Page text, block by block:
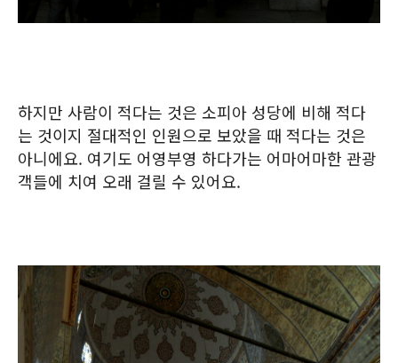
하지만 사람이 적다는 것은 소피아 성당에 비해 적다
는 것이지 절대적인 인원으로 보았을 때 적다는 것은
아니에요. 여기도 어영부영 하다가는 어마어마한 관광
객들에 치여 오래 걸릴 수 있어요.